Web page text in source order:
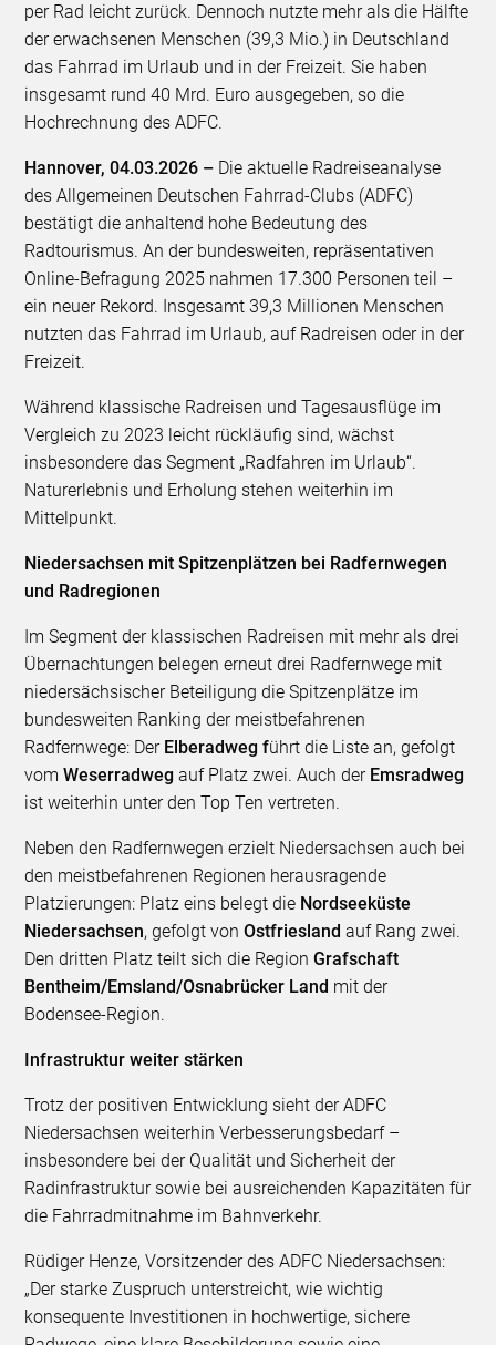
per Rad leicht zurück. Dennoch nutzte mehr als die Hälfte
der erwachsenen Menschen (39,3 Mio.) in Deutschland
das Fahrrad im Urlaub und in der Freizeit. Sie haben
insgesamt rund 40 Mrd. Euro ausgegeben, so die
Hochrechnung des ADFC.
Hannover, 04.03.2026 – Die aktuelle Radreiseanalyse
des Allgemeinen Deutschen Fahrrad-Clubs (ADFC)
bestätigt die anhaltend hohe Bedeutung des
Radtourismus. An der bundesweiten, repräsentativen
Online-Befragung 2025 nahmen 17.300 Personen teil –
ein neuer Rekord. Insgesamt 39,3 Millionen Menschen
nutzten das Fahrrad im Urlaub, auf Radreisen oder in der
Freizeit.
Während klassische Radreisen und Tagesausflüge im
Vergleich zu 2023 leicht rückläufig sind, wächst
insbesondere das Segment „Radfahren im Urlaub“.
Naturerlebnis und Erholung stehen weiterhin im
Mittelpunkt.
Niedersachsen mit Spitzenplätzen bei Radfernwegen
und Radregionen
Im Segment der klassischen Radreisen mit mehr als drei
Übernachtungen belegen erneut drei Radfernwege mit
niedersächsischer Beteiligung die Spitzenplätze im
bundesweiten Ranking der meistbefahrenen
Radfernwege: Der Elberadweg führt die Liste an, gefolgt
vomWeserradwegauf Platz zwei. Auch der Emsradweg
ist weiterhin unter den Top Ten vertreten.
Neben den Radfernwegen erzielt Niedersachsen auch bei
den meistbefahrenen Regionen herausragende
Platzierungen: Platz eins belegt die Nordseeküste
Niedersachsen, gefolgt vonOstfrieslandauf Rang zwei.
Den dritten Platz teilt sich die RegionGrafschaft
Bentheim/Emsland/Osnabrücker Land mit der
Bodensee-Region.
Infrastruktur weiter stärken
Trotz der positiven Entwicklung sieht der ADFC
Niedersachsen weiterhin Verbesserungsbedarf –
insbesondere bei der Qualität und Sicherheit der
Radinfrastruktur sowie bei ausreichenden Kapazitäten für
die Fahrradmitnahme im Bahnverkehr.
Rüdiger Henze, Vorsitzender des ADFC Niedersachsen:
„Der starke Zuspruch unterstreicht, wie wichtig
konsequente Investitionen in hochwertige, sichere